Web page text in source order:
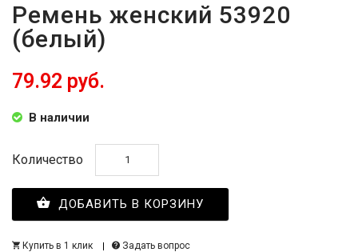
Ремень женский 53920
(белый)
79.92 руб.
В наличии
Количество
ДОБАВИТЬ В КОРЗИНУ
Купить в 1 клик Задать вопрос